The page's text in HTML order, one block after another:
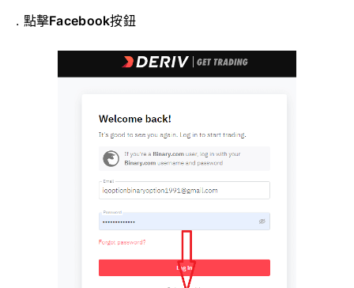
. 點擊Facebook按鈕